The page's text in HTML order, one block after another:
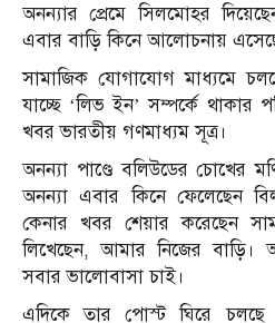
অনন্যার প্রেমে সিলমোহর
এবার বাড়ি কিনে আলোচনায়
সামাজিক যোগাযোগ মাধ্যমে
যাচ্ছে ‘লিভ ইন’ সম্পর্কে থাকার
খবর ভারতীয় গণমাধ্যম সূত্র।
অনন্যা পাণ্ডে বলিউডের চোখের
অনন্যা এবার কিনে ফেলেছেন
কেনার খবর শেয়ার করেছেন
লিখেছেন, আমার নিজের
সবার ভালোবাসা চাই।
এদিকে তার পোস্ট ঘিরে